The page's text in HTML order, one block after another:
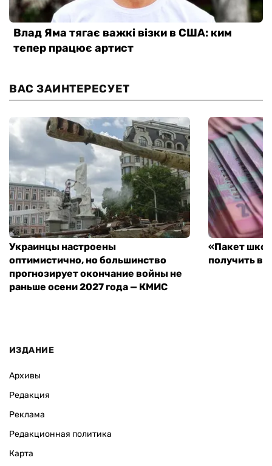
ВАС ЗАИНТЕРЕСУЕТ
Украинцы настроены
оптимистично, но большинство
прогнозирует окончание войны не
раньше осени 2027 года — КМИС
«Пакет
получить
ИЗДАНИЕ
Архивы
Редакция
Реклама
Редакционная политика
Карта